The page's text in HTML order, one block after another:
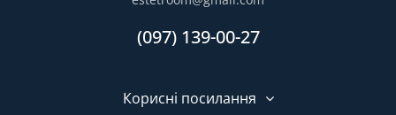
(097) 139-00-27
Корисні посилання